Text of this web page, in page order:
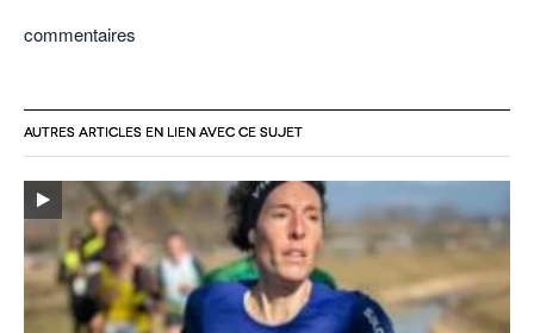
commentaires
AUTRES ARTICLES EN LIEN AVEC CE SUJET